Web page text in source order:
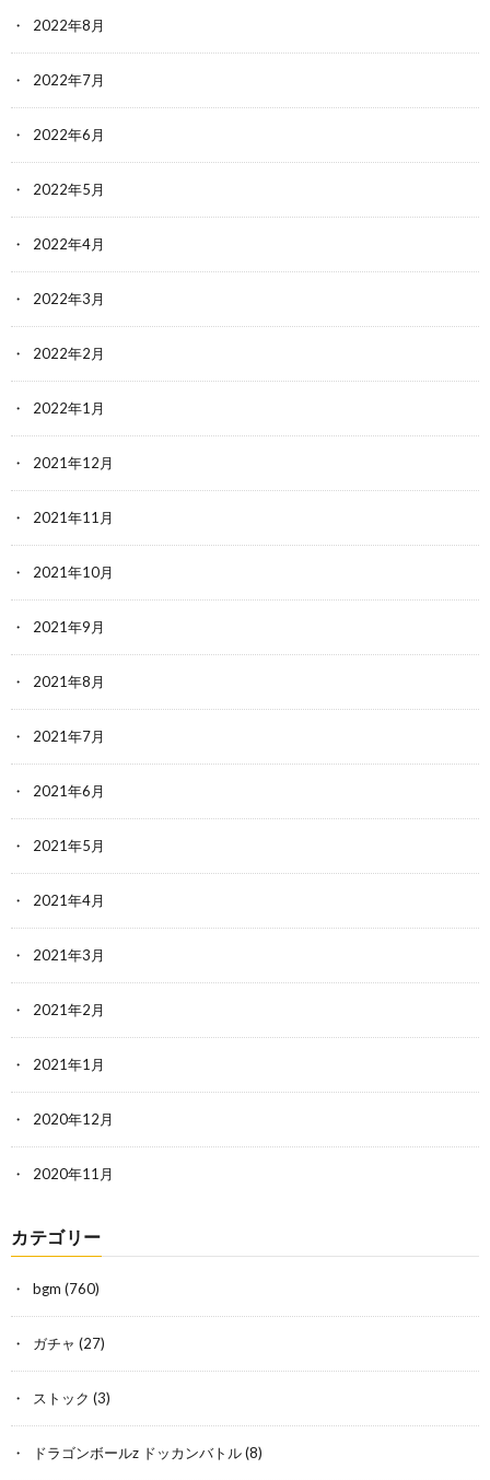
2022年8月
2022年7月
2022年6月
2022年5月
2022年4月
2022年3月
2022年2月
2022年1月
2021年12月
2021年11月
2021年10月
2021年9月
2021年8月
2021年7月
2021年6月
2021年5月
2021年4月
2021年3月
2021年2月
2021年1月
2020年12月
2020年11月
カテゴリー
bgm (760)
ガチャ (27)
ストック (3)
ドラゴンボールz ドッカンバトル(8)